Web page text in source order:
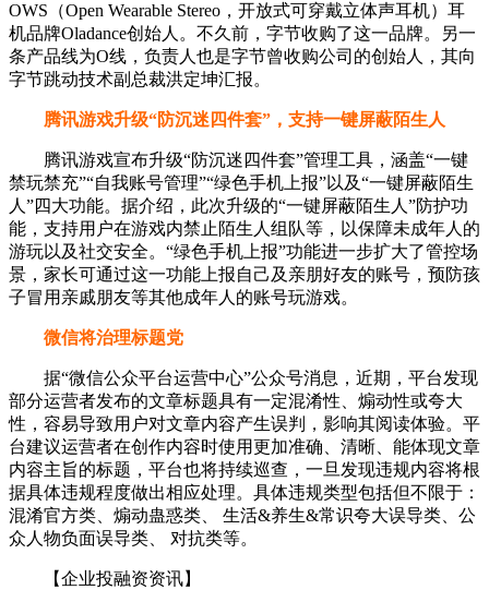
OWS（Open Wearable Stereo，开放式可穿戴立体声耳机）耳
机品牌Oladance创始人。不久前，字节收购了这一品牌。另一
条产品线为O线，负责人也是字节曾收购公司的创始人，其向
字节跳动技术副总裁洪定坤汇报。
腾讯游戏升级“防沉迷四件套”，支持一键屏蔽陌生人
腾讯游戏宣布升级“防沉迷四件套”管理工具，涵盖“一键
禁玩禁充”“自我账号管理”“绿色手机上报”以及“一键屏蔽陌生
人”四大功能。据介绍，此次升级的“一键屏蔽陌生人”防护功
能，支持用户在游戏内禁止陌生人组队等，以保障未成年人的
游玩以及社交安全。“绿色手机上报”功能进一步扩大了管控场
景，家长可通过这一功能上报自己及亲朋好友的账号，预防孩
子冒用亲戚朋友等其他成年人的账号玩游戏。
微信将治理标题党
据“微信公众平台运营中心”公众号消息，近期，平台发现
部分运营者发布的文章标题具有一定混淆性、煽动性或夸大
性，容易导致用户对文章内容产生误判，影响其阅读体验。平
台建议运营者在创作内容时使用更加准确、清晰、能体现文章
内容主旨的标题，平台也将持续巡查，一旦发现违规内容将根
据具体违规程度做出相应处理。具体违规类型包括但不限于：
混淆官方类、煽动蛊惑类、 生活&养生&常识夸大误导类、公
众人物负面误导类、 对抗类等。
【企业投融资资讯】